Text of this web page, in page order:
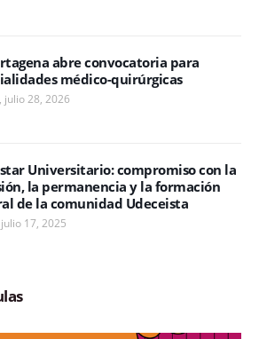
abre convocatoria para
médico-quirúrgicas
julio 28, 2026
Universitario: compromiso con la
la permanencia y la formación
de la comunidad Udeceista
17, 2025